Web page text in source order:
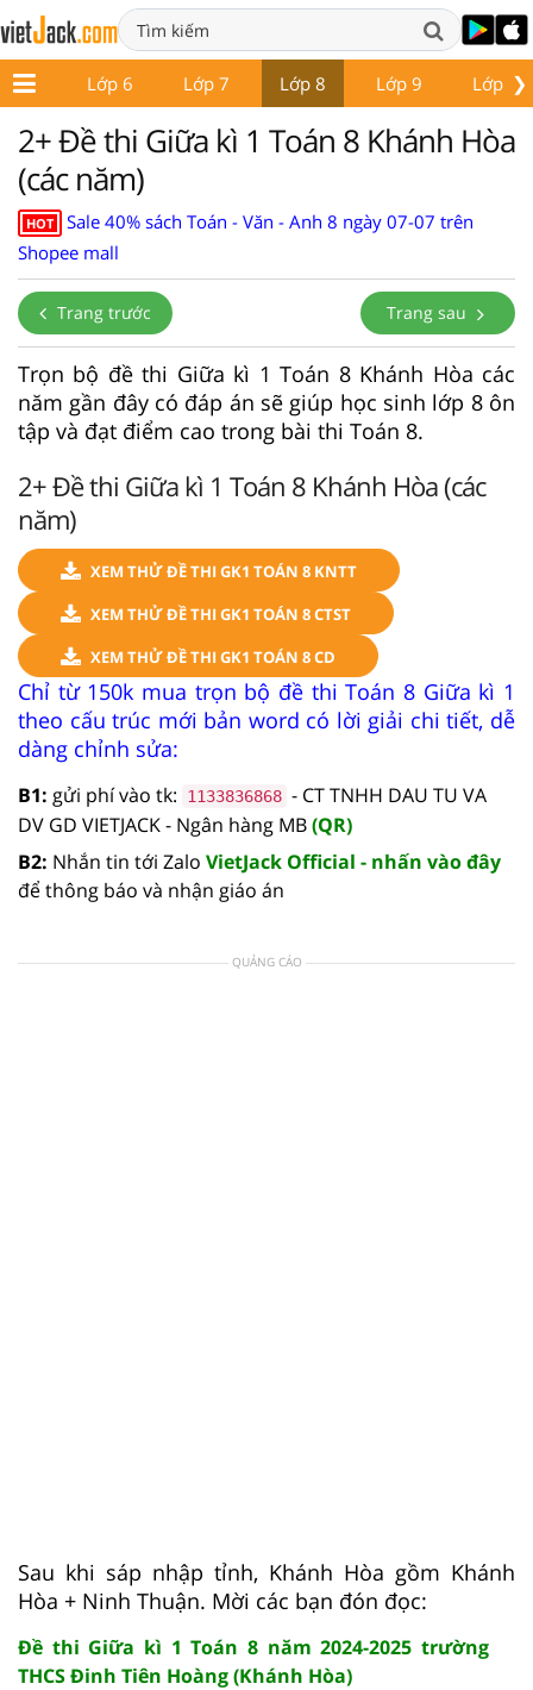
❯
5 Lớp 6 Lớp 7 Lớp 8 Lớp 9 Lớp 10
2+ Đề thi Giữa kì 1 Toán 8 Khánh Hòa
(các năm)
HOT
Sale 40% sách Toán - Văn - Anh 8 ngày 07-07 trên
Shopee mall
Trang trước Trang sau
Trọn bộ đề thi Giữa kì 1 Toán 8 Khánh Hòa các
năm gần đây có đáp án sẽ giúp học sinh lớp 8 ôn
tập và đạt điểm cao trong bài thi Toán 8.
2+ Đề thi Giữa kì 1 Toán 8 Khánh Hòa (các
năm)
XEM THỬ ĐỀ THI GK1 TOÁN 8 KNTT
XEM THỬ ĐỀ THI GK1 TOÁN 8 CTST
XEM THỬ ĐỀ THI GK1 TOÁN 8 CD
Chỉ từ 150k mua trọn bộ đề thi Toán 8 Giữa kì 1
theo cấu trúc mới bản word có lời giải chi tiết, dễ
dàng chỉnh sửa:
B1: gửi phí vào tk: 1133836868 - CT TNHH DAU TU VA
DV GD VIETJACK - Ngân hàng MB(QR)
B2: Nhắn tin tới Zalo VietJack Official - nhấn vào đây
để thông báo và nhận giáo án
QUẢNG CÁO
Sau khi sáp nhập tỉnh, Khánh Hòa gồm Khánh
Hòa + Ninh Thuận. Mời các bạn đón đọc:
Đề thi Giữa kì 1 Toán 8 năm 2024-2025 trường
THCS Đinh Tiên Hoàng (Khánh Hòa)